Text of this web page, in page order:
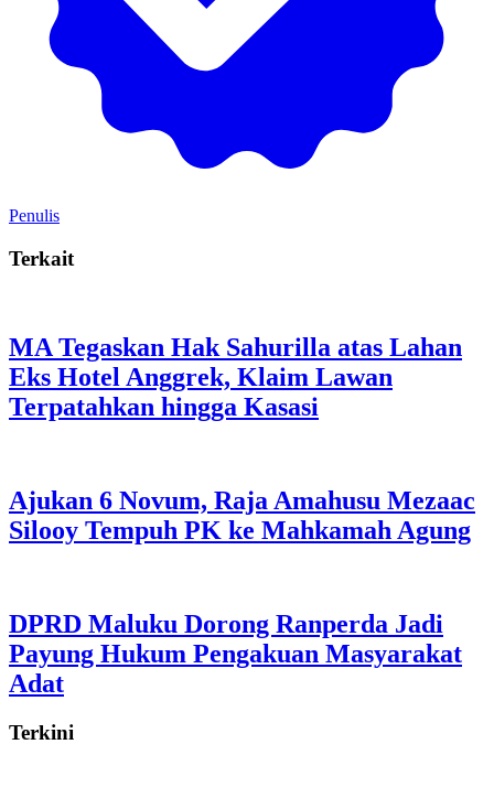
Penulis
Terkait
MA Tegaskan Hak Sahurilla atas Lahan
Eks Hotel Anggrek, Klaim Lawan
Terpatahkan hingga Kasasi
Ajukan 6 Novum, Raja Amahusu Mezaac
Silooy Tempuh PK ke Mahkamah Agung
DPRD Maluku Dorong Ranperda Jadi
Payung Hukum Pengakuan Masyarakat
Adat
Terkini